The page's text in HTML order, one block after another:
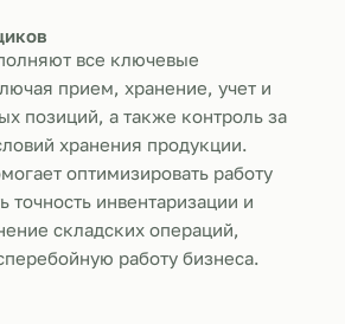
все ключевые
прием, хранение, учет и
позиций, а также контроль за
хранения продукции.
оптимизировать работу
точность инвентаризации и
складских операций,
работу бизнеса.